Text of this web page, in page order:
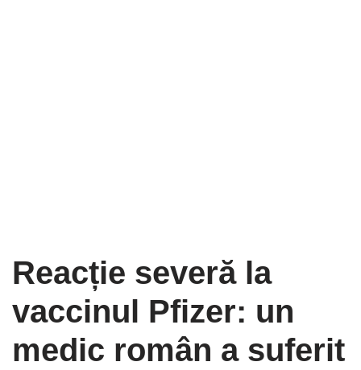
Reacție severă la
vaccinul Pfizer: un
medic român a suferit